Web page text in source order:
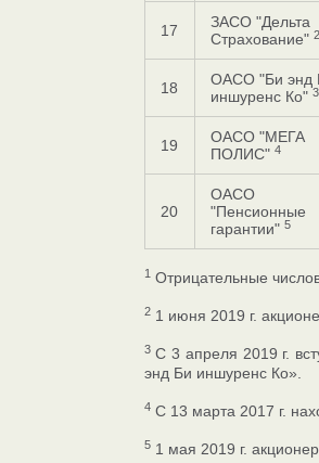
17
ЗАСО "Дельта
Страхование" 2
18
ОАСО "Би энд
иншуренс Ко" 3
19
ОАСО "МЕГА
ПОЛИС" 4
20
ОАСО
"Пенсионные
гарантии" 5
1Отрицательные
21 июня 2019 г.
3С 3 апреля 2019 г.
энд Би иншуренс Ко».
4С 13 марта 2017 г.
51 мая 2019 г.